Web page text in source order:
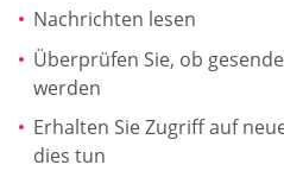
Nachrichten lesen
Überprüfen Sie, ob
werden
Erhalten Sie Zugriff auf
dies tun